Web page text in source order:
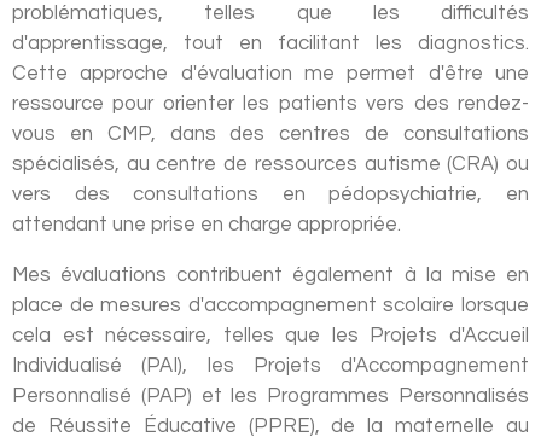
problématiques, telles que les difficultés
d'apprentissage, tout en facilitant les diagnostics.
Cette approche d'évaluation me permet d'être une
ressource pour orienter les patients vers des rendez-
vous en CMP, dans des centres de consultations
spécialisés, au centre de ressources autisme (CRA) ou
vers des consultations en pédopsychiatrie, en
attendant une prise en charge appropriée.
Mes évaluations contribuent également à la mise en
place de mesures d'accompagnement scolaire lorsque
cela est nécessaire, telles que les Projets d'Accueil
Individualisé (PAI), les Projets d'Accompagnement
Personnalisé (PAP) et les Programmes Personnalisés
de Réussite Éducative (PPRE), de la maternelle au